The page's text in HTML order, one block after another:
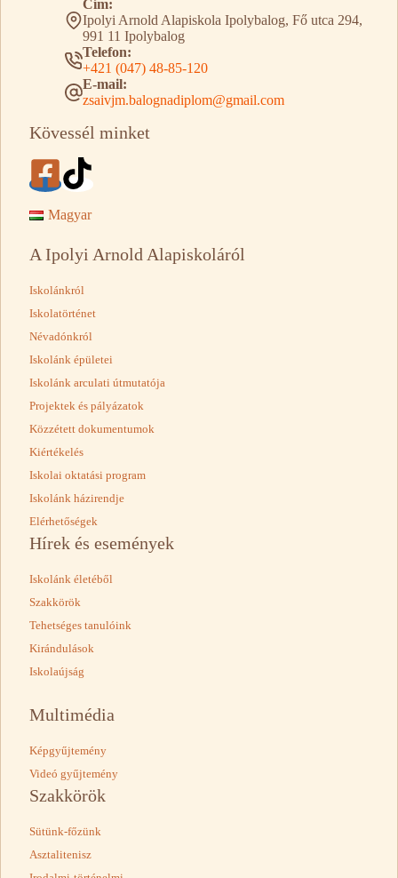
Cím:
Ipolyi Arnold Alapiskola Ipolybalog, Fő utca 294,
991 11 Ipolybalog
Telefon:
+421 (047) 48-85-120
E-mail:
zsaivjm.balognadiplom@gmail.com
Kövessél minket
Magyar
A Ipolyi Arnold Alapiskoláról
Iskolánkról
Iskolatörténet
Névadónkról
Iskolánk épületei
Iskolánk arculati útmutatója
Projektek és pályázatok
Közzétett dokumentumok
Kiértékelés
Iskolai oktatási program
Iskolánk házirendje
Elérhetőségek
Hírek és események
Iskolánk életéből
Szakkörök
Tehetséges tanulóink
Kirándulások
Iskolaújság
Multimédia
Képgyűjtemény
Videó gyűjtemény
Szakkörök
Sütünk-főzünk
Asztalitenisz